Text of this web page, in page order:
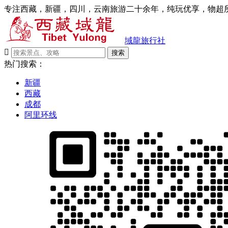
专注西藏，新疆，四川，云南旅游二十余年，纯玩优享，物超
域龍旅行社

搜索
热门搜索：
新疆
西藏
成都
阿里环线